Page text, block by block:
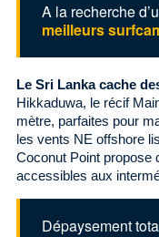
A la recherche
meilleurs
Le Sri Lanka cache
Hikkaduwa, le récif
mètre, parfaites pour
les vents NE offshore
Coconut Point propose
accessibles aux
Dépaysement